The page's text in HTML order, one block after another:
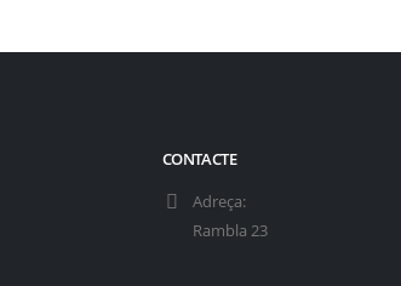
CONTACTE
Adreça:
Rambla 23